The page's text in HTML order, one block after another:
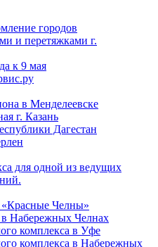
городов
и перетяжками г.
к 9 мая
в Менделеевске
г. Казань
Дагестан
для одной из ведущих
Челны»
Набережных Челнах
комплекса в Уфе
комплекса в Набережных